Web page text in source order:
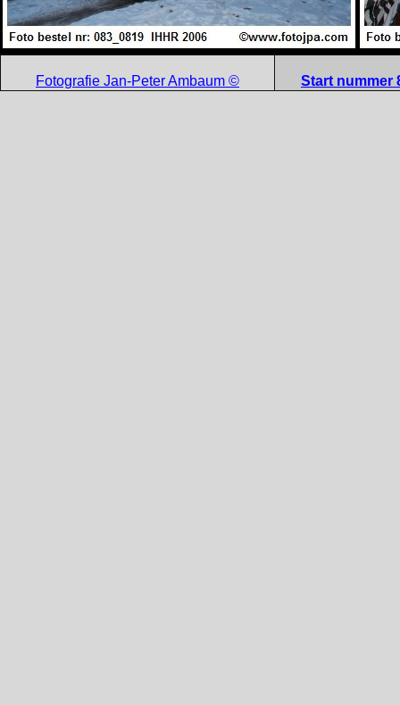
Fotografie Jan-Peter Ambaum © Start nummer